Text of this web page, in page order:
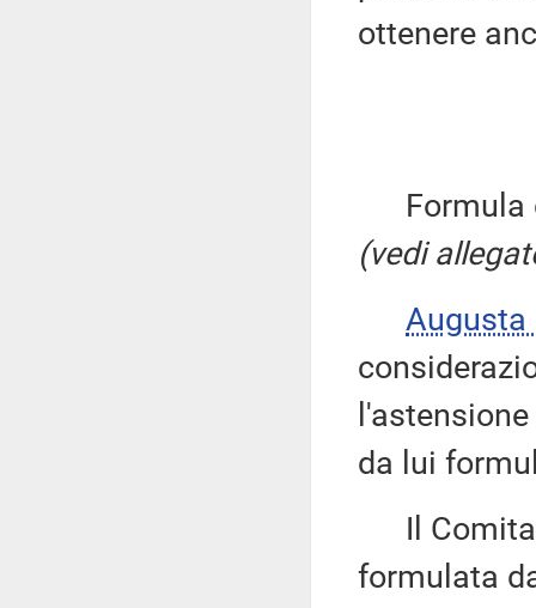
ottenere
Formula
(vedi
Augusta
da lui
Il
formulata